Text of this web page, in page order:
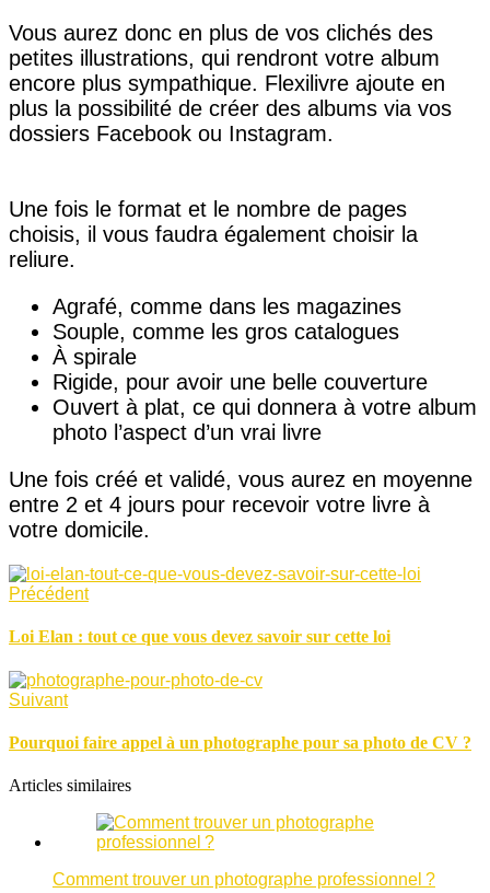
Vous aurez donc en plus de vos clichés des
petites illustrations, qui rendront votre album
encore plus sympathique. Flexilivre ajoute en
plus la possibilité de créer des albums via vos
dossiers Facebook ou Instagram.
Une fois le format et le nombre de pages
choisis, il vous faudra également choisir la
reliure.
Agrafé, comme dans les magazines
Souple, comme les gros catalogues
À spirale
Rigide, pour avoir une belle couverture
Ouvert à plat, ce qui donnera à votre album
photo l’aspect d’un vrai livre
Une fois créé et validé, vous aurez en moyenne
entre 2 et 4 jours pour recevoir votre livre à
votre domicile.
Précédent
Loi Elan : tout ce que vous devez savoir sur cette loi
Suivant
Pourquoi faire appel à un photographe pour sa photo de CV ?
Articles similaires
Comment trouver un photographe professionnel ?